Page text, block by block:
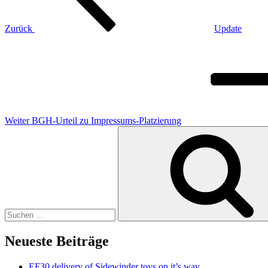
Zurück
Update
Weiter BGH-Urteil zu Impressums-Platzierung
Neueste Beiträge